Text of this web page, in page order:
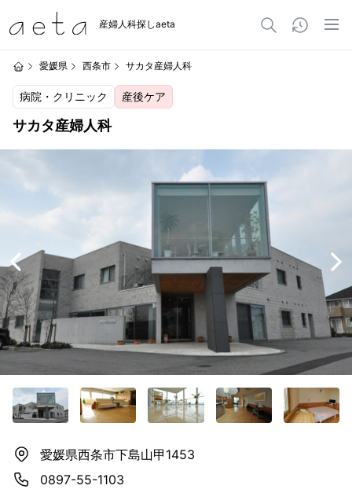
産婦人科探しaeta
愛媛県 西条市 サカタ産婦人科
病院・クリニック 産後ケア
サカタ産婦人科
愛媛県西条市下島山甲1453
0897-55-1103